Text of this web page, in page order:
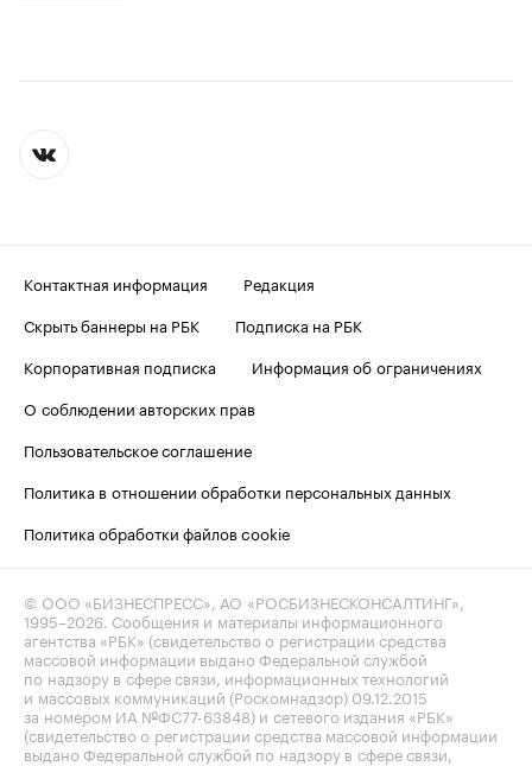
Контактная информация
Редакция
Скрыть баннеры на РБК
Подписка на РБК
Корпоративная подписка
Информация об ограничениях
О соблюдении авторских прав
Пользовательское соглашение
Политика в отношении обработки персональных данных
Политика обработки файлов cookie
© ООО «БИЗНЕСПРЕСС», АО «РОСБИЗНЕСКОНСАЛТИНГ»,
1995–2026 . Сообщения и материалы информационного
агентства «РБК» (свидетельство о регистрации средства
массовой информации выдано Федеральной службой
по надзору в сфере связи, информационных технологий
и массовых коммуникаций (Роскомнадзор) 09.12.2015
за номером ИА №ФС77-63848) и сетевого издания «РБК»
(свидетельство о регистрации средства массовой информации
выдано Федеральной службой по надзору в сфере связи,